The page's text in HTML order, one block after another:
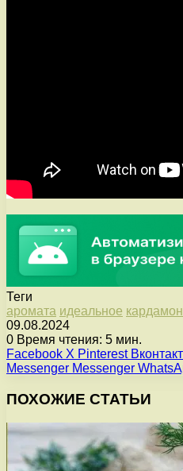
Теги
аромата идеальное
09.08.2024
0 Время чтения: 5 мин.
Facebook X Pinterest
Messenger Messenger
ПОХОЖИЕ СТАТЬИ